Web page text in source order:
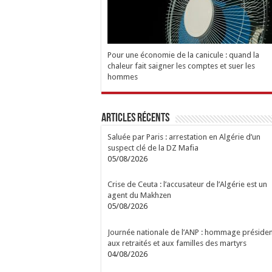
Pour une économie de la canicule : quand la
chaleur fait saigner les comptes et suer les
hommes
Articles Récents
Saluée par Paris : arrestation en Algérie d’un
suspect clé de la DZ Mafia
05/08/2026
Crise de Ceuta : l’accusateur de l’Algérie est un
agent du Makhzen
05/08/2026
Journée nationale de l’ANP : hommage
aux retraités et aux familles des martyrs
04/08/2026